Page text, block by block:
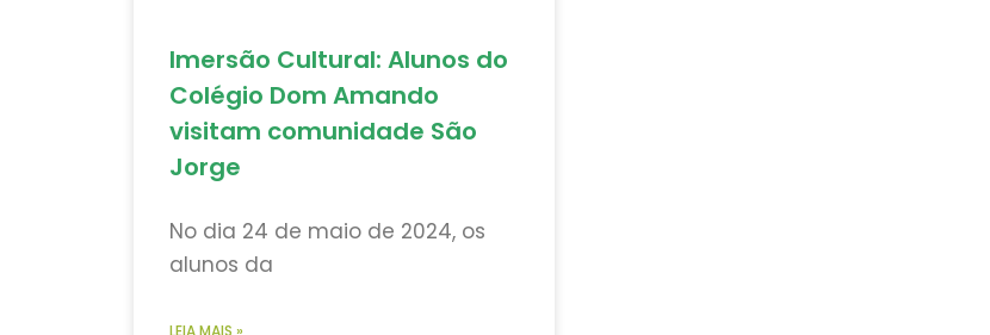
Imersão Cultural: Alunos do
Colégio Dom Amando
visitam comunidade São
Jorge
No dia 24 de maio de 2024, os
alunos da